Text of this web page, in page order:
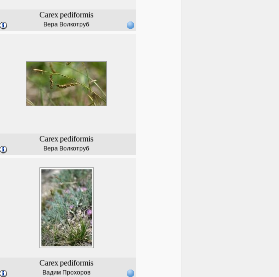
Carexpediformis
Вера Волкотруб
Carexpediformis
Вера Волкотруб
Carexpediformis
Вадим Прохоров